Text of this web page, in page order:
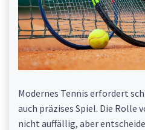
Modernes Tennis erfordert
auch präzises Spiel. Die Rolle
nicht auffällig, aber